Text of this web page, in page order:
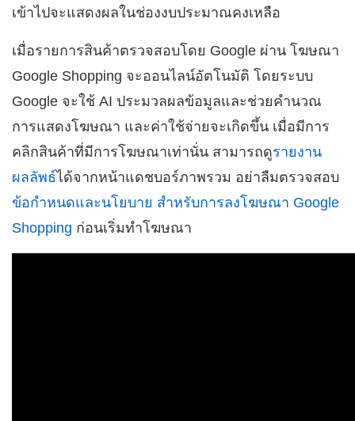
เข้าไปจะแสดงผลในช่องงบประมาณคงเหลือ
เมื่อรายการสินค้าตรวจสอบโดย Google ผ่าน โฆษณา
Google Shopping จะออนไลน์อัตโนมัติ โดยระบบ
Google จะใช้ AI ประมวลผลข้อมูลและช่วยคำนวณ
การแสดงโฆษณา และค่าใช้จ่ายจะเกิดขึ้น เมื่อมีการ
คลิกสินค้าที่มีการโฆษณาเท่านั่น สามารถดูรายงาน
ผลลัพธ์ได้จากหน้าแดชบอร์ภาพรวม อย่าลืมตรวจสอบ
ข้อกำหนดและนโยบาย สำหรับการลงโฆษณา Google
Shopping ก่อนเริ่มทำโฆษณา